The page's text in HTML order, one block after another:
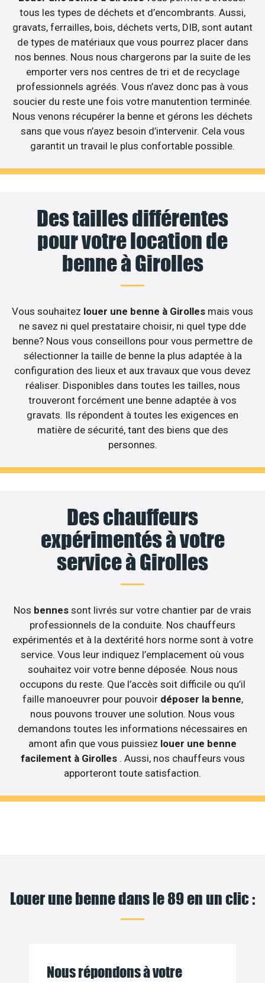
tous les types de déchets et d’encombrants. Aussi,
gravats, ferrailles, bois, déchets verts, DIB, sont autant
de types de matériaux que vous pourrez placer dans
nos bennes. Nous nous chargerons par la suite de les
emporter vers nos centres de tri et de recyclage
professionnels agréés. Vous n’avez donc pas à vous
soucier du reste une fois votre manutention terminée.
Nous venons récupérer la benne et gérons les déchets
sans que vous n’ayez besoin d’intervenir. Cela vous
garantit un travail le plus confortable possible.
Des tailles différentes
pour votre location de
benne à Girolles
Vous souhaitez louer une benne à Girolles mais vous
ne savez ni quel prestataire choisir, ni quel type dde
benne? Nous vous conseillons pour vous permettre de
sélectionner la taille de benne la plus adaptée à la
configuration des lieux et aux travaux que vous devez
réaliser. Disponibles dans toutes les tailles, nous
trouveront forcément une benne adaptée à vos
gravats. Ils répondent à toutes les exigences en
matière de sécurité, tant des biens que des
personnes.
Des chauffeurs
expérimentés à votre
service à Girolles
Nos bennes sont livrés sur votre chantier par de vrais
professionnels de la conduite. Nos chauffeurs
expérimentés et à la dextérité hors norme sont à votre
service. Vous leur indiquez l’emplacement où vous
souhaitez voir votre benne déposée. Nous nous
occupons du reste. Que l’accès soit difficile ou qu’il
faille manoeuvrer pour pouvoir déposer la benne,
nous pouvons trouver une solution. Nous vous
demandons toutes les informations nécessaires en
amont afin que vous puissiez louer une benne
facilement à Girolles . Aussi, nos chauffeurs vous
apporteront toute satisfaction.
Louer une benne dans le 89 en un clic :
Nous répondons à votre